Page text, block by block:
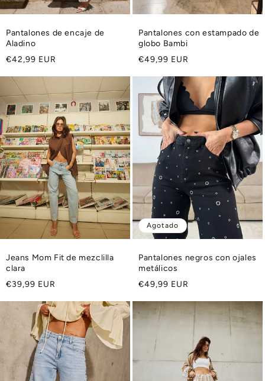
Pantalones de encaje de
Aladino
Precio
€42,99 EUR
Pantalones con estampado de
globo Bambi
Precio
€49,99 EUR
Jeans Mom Fit de mezclilla
clara
Precio
€39,99 EUR
Agotado
Pantalones negros con ojales
metálicos
Precio
€49,99 EUR